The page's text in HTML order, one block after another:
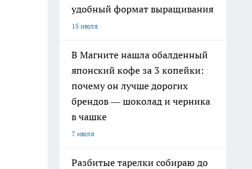
удобный формат выращивания
15 июля
В Магните нашла обалденный
японский кофе за 3 копейки:
почему он лучше дорогих
брендов — шоколад и черника
в чашке
7 июля
Разбитые тарелки собираю до